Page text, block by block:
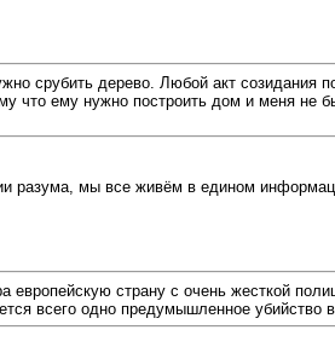
срубить дерево. Любой акт
что ему нужно построить дом и меня
разума, мы все живём в едином
европейскую страну с очень жесткой
всего одно предумышленное убийство